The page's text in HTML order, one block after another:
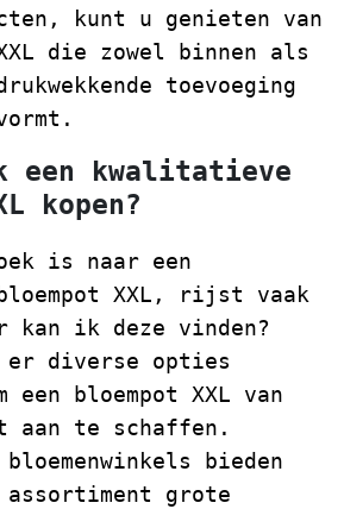
kunt u genieten van
die zowel binnen als
toevoeging
een kwalitatieve
kopen?
is naar een
XXL, rijst vaak
kan ik deze vinden?
diverse opties
een bloempot XXL van
aan te schaffen.
bieden
assortiment grote